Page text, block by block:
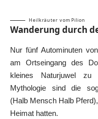
Heilkräuter vom Pilion
Wanderung durch
Nur fünf Autominuten
am Ortseingang des
kleines Naturjuwel zu
Mythologie sind die
(Halb Mensch Halb
Heimat hatten.